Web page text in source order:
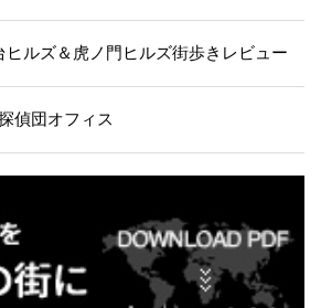
ヒルズ＆虎ノ門ヒルズ街歩きレビュー
偵団オフィス